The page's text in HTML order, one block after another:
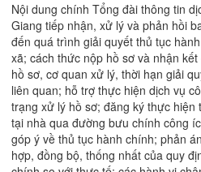
Nội dung chính Tổng đài thông tin
Giang tiếp nhận, xử lý và phản hồi
đến quá trình giải quyết thủ tục
xã; cách thức nộp hồ sơ và nhận
hồ sơ, cơ quan xử lý, thời hạn giải
liên quan; hỗ trợ thực hiện dịch vụ
trạng xử lý hồ sơ; đăng ký thực
tại nhà qua đường bưu chính công
góp ý về thủ tục hành chính; phản
hợp, đồng bộ, thống nhất của quy